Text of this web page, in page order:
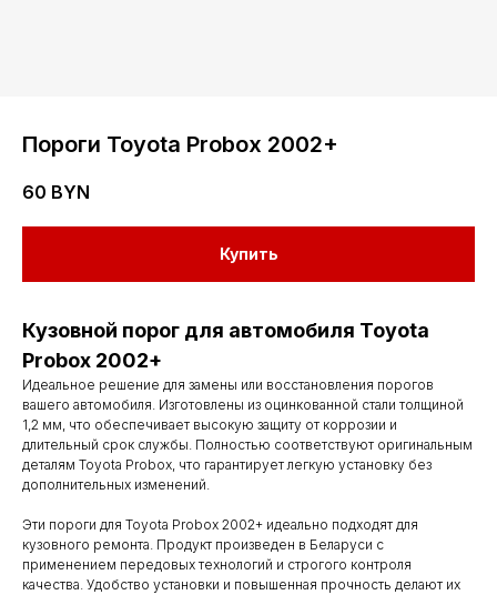
Пороги Toyota Probox 2002+
60 BYN
Купить
Кузовной порог для автомобиля Toyota
Probox 2002+
Идеальное решение для замены или восстановления порогов
вашего автомобиля. Изготовлены из оцинкованной стали толщиной
1,2 мм, что обеспечивает высокую защиту от коррозии и
длительный срок службы. Полностью соответствуют оригинальным
деталям Toyota Probox, что гарантирует легкую установку без
дополнительных изменений.
Эти пороги для Toyota Probox 2002+ идеально подходят для
кузовного ремонта. Продукт произведен в Беларуси с
применением передовых технологий и строгого контроля
качества. Удобство установки и повышенная прочность делают их